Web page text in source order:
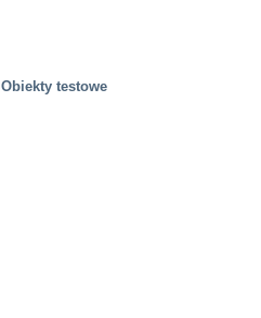
Obiekty testowe